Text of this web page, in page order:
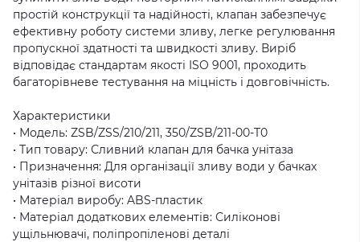
простій конструкції та надійності, клапан забезпечує
ефективну роботу системи зливу, легке регулювання
пропускної здатності та швидкості зливу. Виріб
відповідає стандартам якості ISO 9001, проходить
багаторівневе тестування на міцність і довговічність.
Характеристики
• Модель: ZSB/ZSS/210/211, 350/ZSB/211-00-T0
• Тип товару: Сливний клапан для бачка унітаза
• Призначення: Для організації зливу води у бачках
унітазів різної висоти
• Матеріал виробу: ABS-пластик
• Матеріал додаткових елементів: Силіконові
ущільнювачі, поліпропіленові деталі